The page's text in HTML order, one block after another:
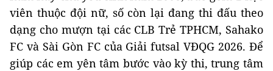
viên thuộc đội nữ, số còn lại đang thi đấu theo
dạng cho mượn tại các CLB Trẻ TPHCM, Sahako
FC và Sài Gòn FC của Giải futsal VĐQG 2026. Để
giúp các em yên tâm bước vào kỳ thi, trung tâm